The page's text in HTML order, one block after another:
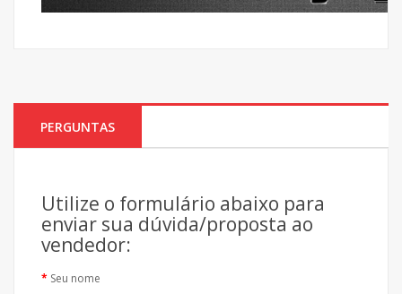
PERGUNTAS
Utilize o formulário abaixo para
enviar sua dúvida/proposta ao
vendedor:
Seu nome